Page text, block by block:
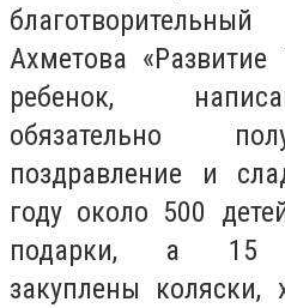
Ахметова
ребенок,
обязательно
поздравление и
году около 500
подарки, а 15
закуплены коляски,